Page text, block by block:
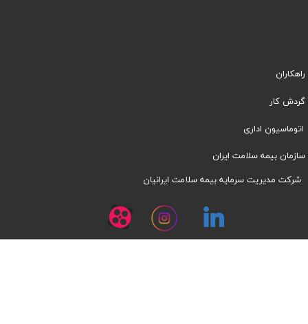
راهکاران
​​گردش کار
اتوماسیون اداری
سازمان بیمه سلامت ایران
شرکت مدیریت سرمایه بیمه سلامت ایرانیان